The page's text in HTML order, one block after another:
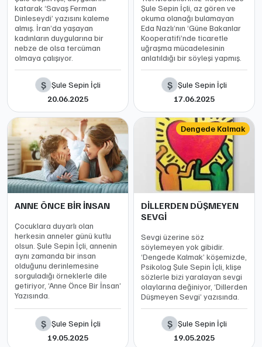
katarak ‘Savaş Ferman
Dinleseydi’ yazısını kaleme
almış. İran’da yaşayan
kadınların duygularına bir
nebze de olsa tercüman
olmaya çalışıyor.
Ş Şule Sepin İçli
20.06.2025
Şule Sepin İçli, az gören ve
okuma olanağı bulamayan
Eda Nazlı’nın ‘Güne Bakanlar
Kooperatifi’nde ticaretle
uğraşma mücadelesinin
anlatıldığı bir söyleşi yapmış.
Ş Şule Sepin İçli
17.06.2025
ANNE ÖNCE BİR İNSAN
Çocuklara duyarlı olan
herkesin anneler günü kutlu
olsun. Şule Sepin İçli, annenin
aynı zamanda bir insan
olduğunu derinlemesine
sorguladığı örneklerle dile
getiriyor, ‘Anne Önce Bir İnsan’
Yazısında.
Ş Şule Sepin İçli
19.05.2025
Dengede Kalmak
DİLLERDEN DÜŞMEYEN
SEVGİ
Sevgi üzerine söz
söylemeyen yok gibidir.
‘Dengede Kalmak’ köşemizde,
Psikolog Şule Sepin İçli, klişe
sözlerle bizi yaralayan sevgi
olaylarına değiniyor, ‘Dillerden
Düşmeyen Sevgi’ yazısında.
Ş Şule Sepin İçli
19.05.2025